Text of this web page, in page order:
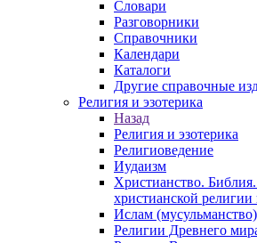
Словари
Разговорники
Справочники
Календари
Каталоги
Другие справочные
Религия и эзотерика
Назад
Религия и эзотерика
Религиоведение
Иудаизм
Христианство.
христианской
Ислам (мусульманство)
Религии Древнего